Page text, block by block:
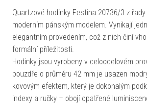
Quartzové hodinky Festina 20736/3 z
moderním pánským modelem. Vynikají
elegantním provedením, což z nich činí
formální příležitosti.
Hodinky jsou vyrobeny v celoocelovém
pouzdře o průměru 42 mm je usazen
kovovým efektem, který je dokonalým
indexy a ručky – obojí opatřené